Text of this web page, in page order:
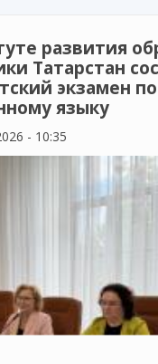
развития
Татарстан
экзамен по
языку
- 10:35